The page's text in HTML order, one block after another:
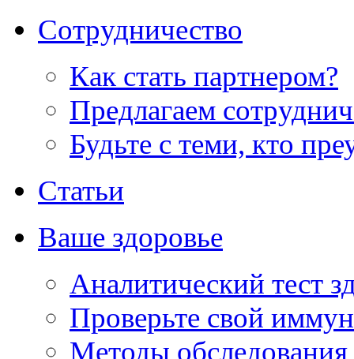
Сотрудничество
Как стать партнером?
Предлагаем
Будьте с теми, кто
Статьи
Ваше здоровье
Аналитический тест
Проверьте свой
Методы обследования